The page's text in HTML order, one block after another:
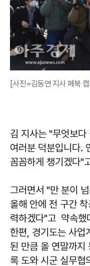
[사진=김동연 지사 페북
김 지사는 "무엇보
여러분 덕분입니다.
꼼꼼하게 챙기겠다"
그러면서 "만 분이
올해 안에 전 구간
력하겠다"고 약속했
한편, 경기도는 사업
된 만큼 올 연말까지
록 도와 시군 실무협